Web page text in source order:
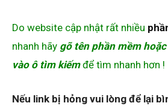
Do website cập nhật rất nhiều
nhanh hãy gõ tên phần mềm
vào ô tìm kiếmđể tìm nhanh hơn !
Nếu link bị hỏng vui lòng để lại